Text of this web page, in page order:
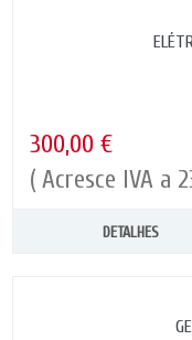
300,00 €
( Acresce IVA a
DETALHES